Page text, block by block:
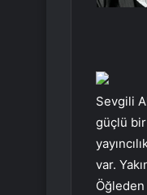
Sevgili
güçlü
var.